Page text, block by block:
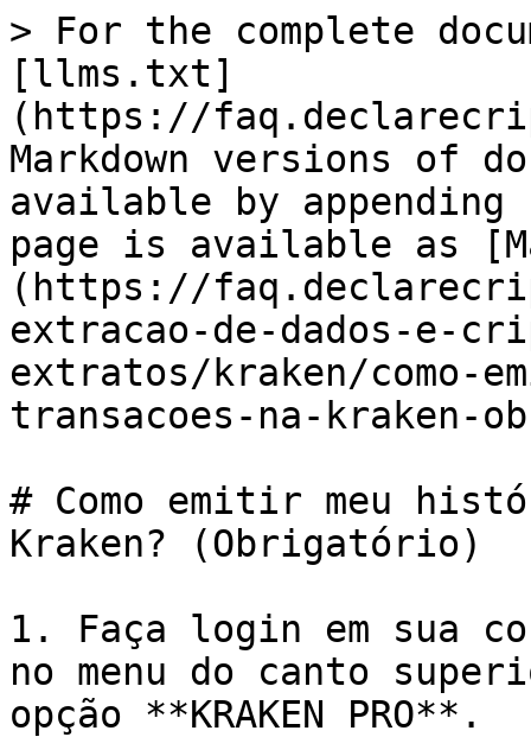
> For the complete
[llms.txt]
(https://
Markdown versions of
available by
page is available as
(https://
extracao-de-dados-e-
extratos/kraken/como-
transacoes-na-kraken-
# Como emitir meu
Kraken? (Obrigatório)
1. Faça login em sua
no menu do canto
opção **KRAKEN PRO**.